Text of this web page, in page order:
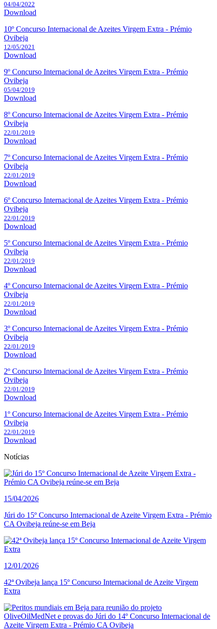
04/04/2022
Download
10º Concurso Internacional de Azeites Virgem Extra - Prémio
Ovibeja
12/05/2021
Download
9º Concurso Internacional de Azeites Virgem Extra - Prémio
Ovibeja
05/04/2019
Download
8º Concurso Internacional de Azeites Virgem Extra - Prémio
Ovibeja
22/01/2019
Download
7º Concurso Internacional de Azeites Virgem Extra - Prémio
Ovibeja
22/01/2019
Download
6º Concurso Internacional de Azeites Virgem Extra - Prémio
Ovibeja
22/01/2019
Download
5º Concurso Internacional de Azeites Virgem Extra - Prémio
Ovibeja
22/01/2019
Download
4º Concurso Internacional de Azeites Virgem Extra - Prémio
Ovibeja
22/01/2019
Download
3º Concurso Internacional de Azeites Virgem Extra - Prémio
Ovibeja
22/01/2019
Download
2º Concurso Internacional de Azeites Virgem Extra - Prémio
Ovibeja
22/01/2019
Download
1º Concurso Internacional de Azeites Virgem Extra - Prémio
Ovibeja
22/01/2019
Download
Notícias
15/04/2026
Júri do 15º Concurso Internacional de Azeite Virgem Extra - Prémio
CA Ovibeja reúne-se em Beja
12/01/2026
42ª Ovibeja lança 15º Concurso Internacional de Azeite Virgem
Extra